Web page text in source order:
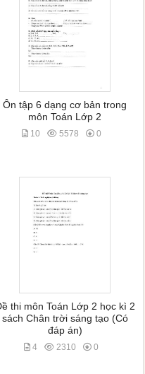
Ôn tập 6 dạng cơ bản trong
môn Toán Lớp 2
10 5578 0
thi môn Toán Lớp 2 học kì 2
sách Chân trời sáng tạo (Có
đáp án)
4 2310 0